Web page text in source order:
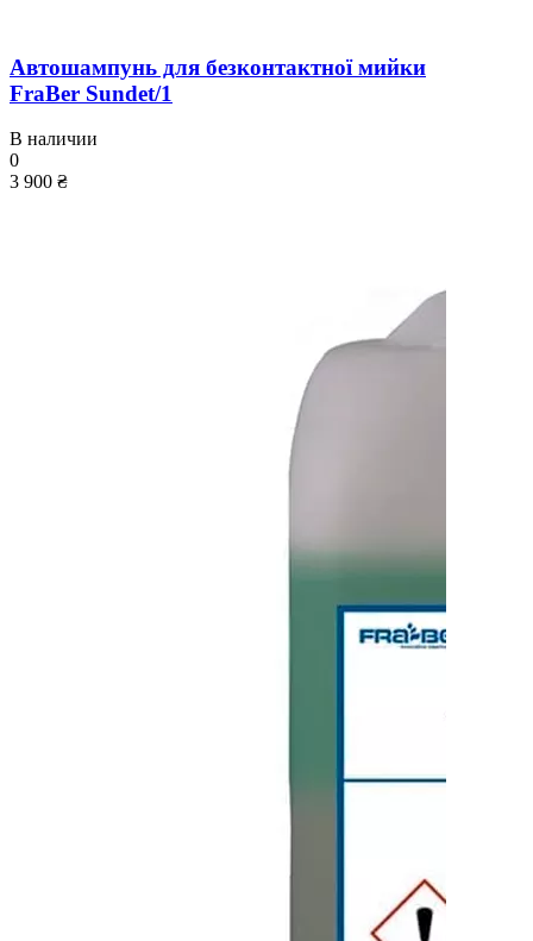
Автошампунь для безконтактної мийки
FraBer Sundet/1
В наличии
0
3 900 ₴